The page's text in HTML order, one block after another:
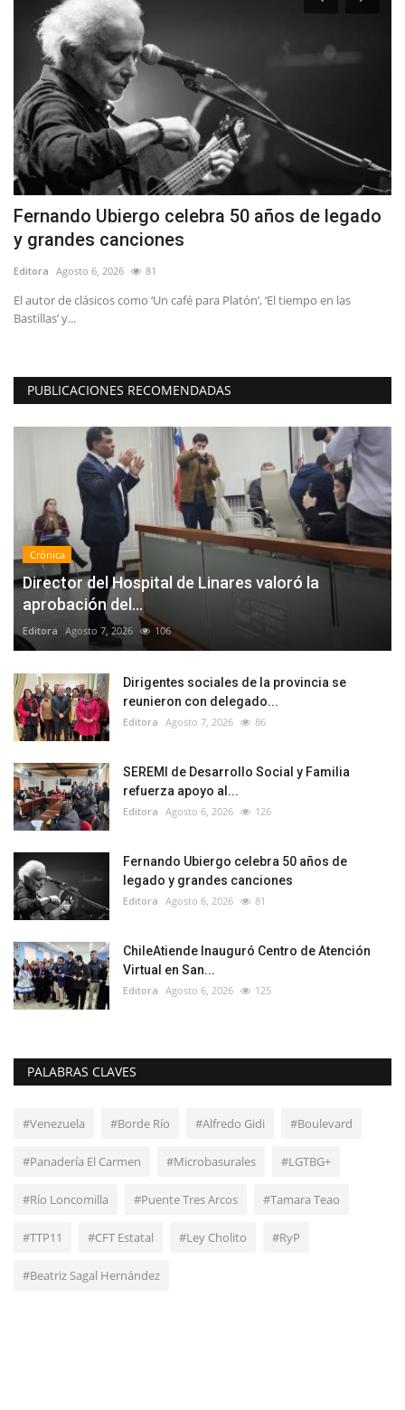
Fernando Ubiergo celebra 50 años de legado
y grandes canciones
Editora Agosto 6, 2026 81
El autor de clásicos como ‘Un café para Platón’, ‘El tiempo en las
Bastillas’ y...
PUBLICACIONES RECOMENDADAS
Crónica
Director del Hospital de Linares valoró la
aprobación del...
Editora Agosto 7, 2026 106
Dirigentes sociales de la provincia se
reunieron con delegado...
Editora Agosto 7, 2026 86
SEREMI de Desarrollo Social y Familia
refuerza apoyo al...
Editora Agosto 6, 2026 126
Fernando Ubiergo celebra 50 años de
legado y grandes canciones
Editora Agosto 6, 2026 81
ChileAtiende Inauguró Centro de Atención
Virtual en San...
Editora Agosto 6, 2026 125
PALABRAS CLAVES
#Venezuela #Borde Río #Alfredo Gidi #Boulevard
#Panadería El Carmen #Microbasurales #LGTBG+
#Río Loncomilla #Puente Tres Arcos #Tamara Teao
#TTP11 #CFT Estatal #Ley Cholito #RyP
#Beatriz Sagal Hernández